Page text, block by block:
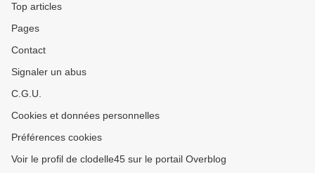
Top articles
Pages
Contact
Signaler un abus
C.G.U.
Cookies et données personnelles
Préférences cookies
Voir le profil de clodelle45 sur le portail Overblog